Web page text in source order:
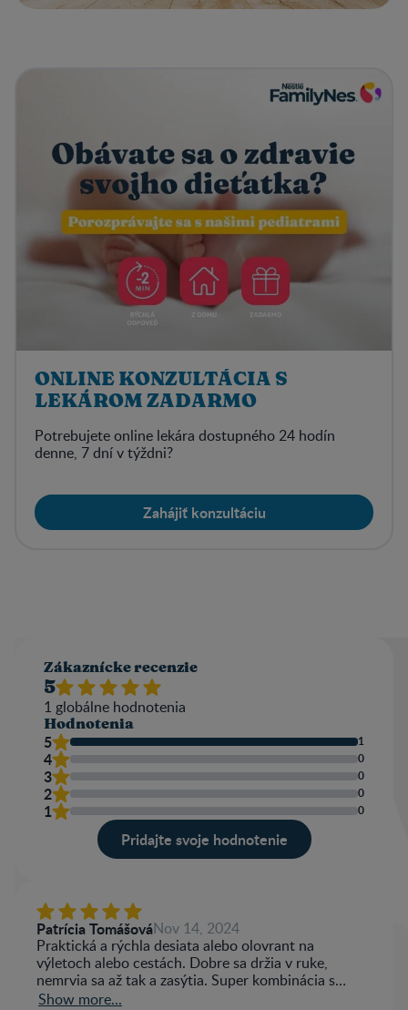
ONLINE KONZULTÁCIA S
LEKÁROM ZADARMO
Potrebujete online lekára dostupného 24 hodín
denne, 7 dní v týždni?
Zahájiť konzultáciu
Zákaznícke recenzie
5
1 globálne hodnotenia
Hodnotenia
5 1
4 0
3 0
2 0
1 0
Pridajte svoje hodnotenie
Patrícia TomášováNov 14, 2024
Praktická a rýchla desiata alebo olovrant na
výletoch alebo cestách. Dobre sa držia v ruke,
nemrvia sa až tak a zasýtia. Super kombinácia s
detskou výživou alebo kapsičkou.
Show more...